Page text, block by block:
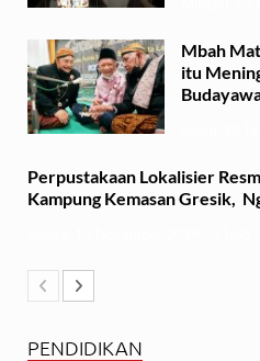
Mbah
itu
Perpustakaan Lokalisier
Kampung Kemasan Gresik,
PENDIDIKAN